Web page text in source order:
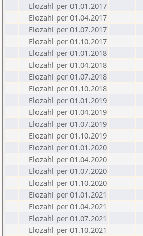
Elozahl per 01.01.2017
Elozahl per 01.04.2017
Elozahl per 01.07.2017
Elozahl per 01.10.2017
Elozahl per 01.01.2018
Elozahl per 01.04.2018
Elozahl per 01.07.2018
Elozahl per 01.10.2018
Elozahl per 01.01.2019
Elozahl per 01.04.2019
Elozahl per 01.07.2019
Elozahl per 01.10.2019
Elozahl per 01.01.2020
Elozahl per 01.04.2020
Elozahl per 01.07.2020
Elozahl per 01.10.2020
Elozahl per 01.01.2021
Elozahl per 01.04.2021
Elozahl per 01.07.2021
Elozahl per 01.10.2021